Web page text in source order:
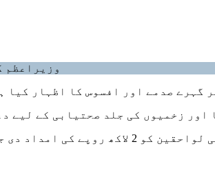
وزیراعظم
گہرے صدمے اور افسوس کا اظہار کیا
زخمیوں کی جلد صحتیابی کے لیے